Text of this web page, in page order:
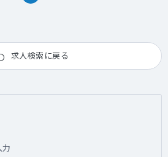
求人検索に戻る